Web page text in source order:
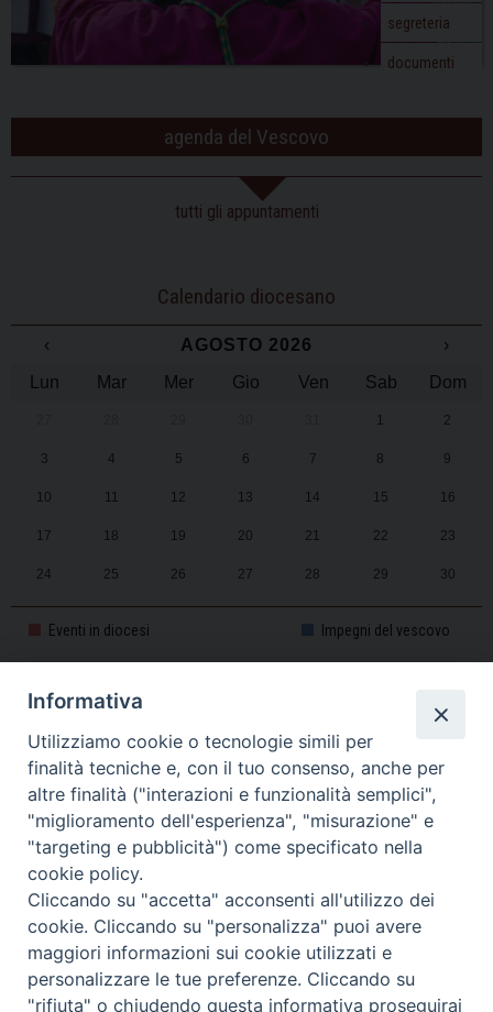
segreteria
documenti
agenda del Vescovo
tutti gli appuntamenti
Calendario diocesano
‹ AGOSTO 2026
›
Lun
Mar Mer Gio Ven Sab Dom
1 2
3 4 5 6 7 8 9
10 11 12 13 14 15 16
17 18 19 20 21 22 23
24 25 26 27 28 29 30
Eventi in diocesi Impegni del vescovo
CALENDARIO PASTORALE 2025-2026
Piazza Duomo, 11 - 27100 Pavia - Tel. 0382.386511 - Fax
Informativa
Utilizziamo cookie o tecnologie simili per
finalità tecniche e, con il tuo consenso, anche per
altre finalità ("interazioni e funzionalità semplici",
"miglioramento dell'esperienza", "misurazione" e
"targeting e pubblicità") come specificato nella
cookie policy.
Cliccando su "accetta" acconsenti all'utilizzo dei
cookie. Cliccando su "personalizza" puoi avere
maggiori informazioni sui cookie utilizzati e
personalizzare le tue preferenze. Cliccando su
"rifiuta" o chiudendo questa informativa proseguirai